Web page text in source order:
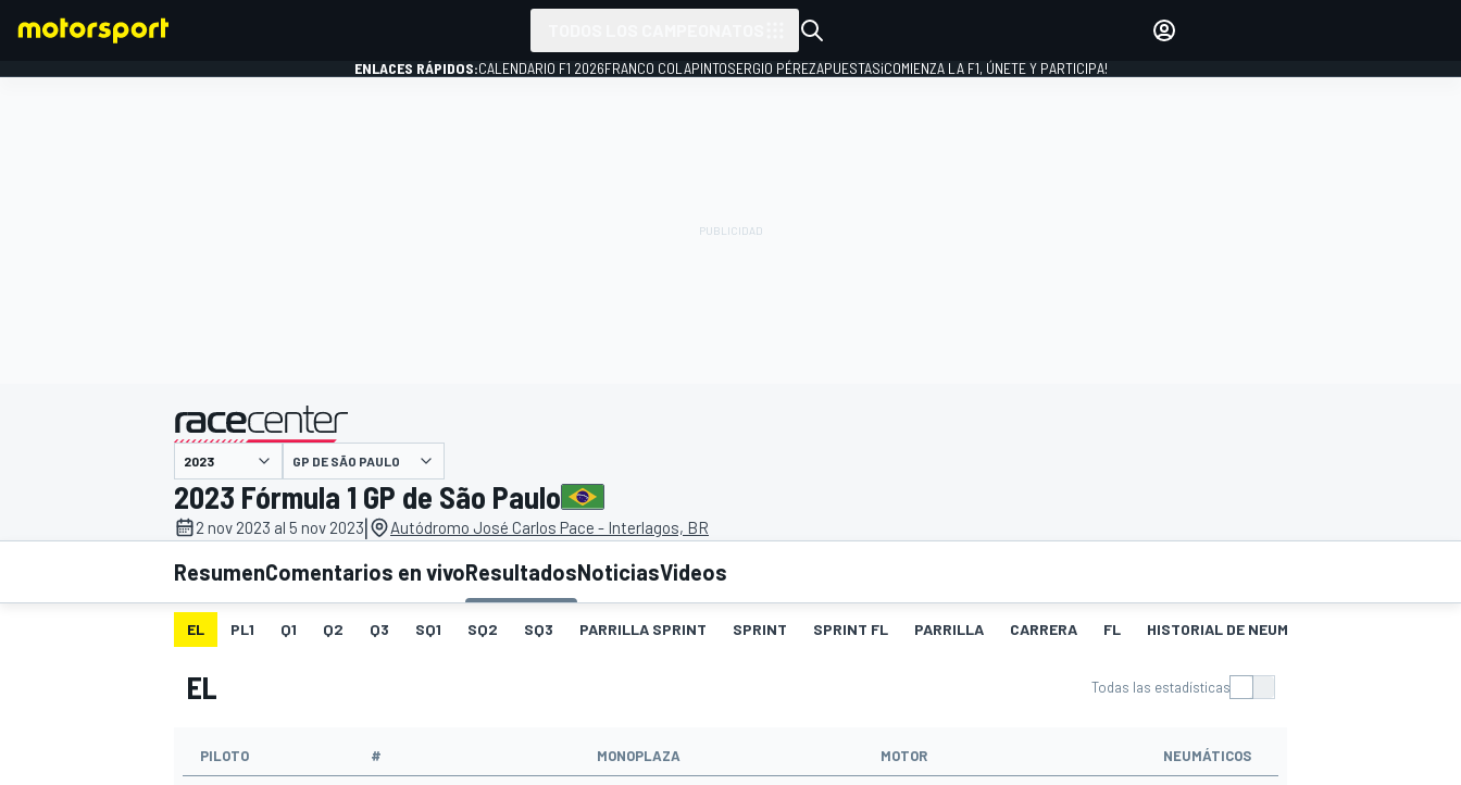
INDYCAR
INICIAR SESIÓN
ENLACES RÁPIDOS:CALENDARIO F1 2026FRANCO COLAPINTOSERGIO PÉREZAPUESTAS¡COMIENZA LA F1, ÚNETE Y PARTICIPA!
presentado por
GP DE SÃO PAULO
2023 Fórmula 1 GP de São Paulo
2 nov 2023 al 5 nov 2023| Autódromo José Carlos Pace - Interlagos, BR
ResumenComentarios en vivoResultadosNoticiasVideos
EL PL1 Q1 Q2 Q3 SQ1 SQ2 SQ3 PARRILLA SPRINT SPRINT SPRINT FL PARRILLA CARRERA FL HISTORIAL DE NEUMÁTICOS
EL Todas las estadísticas
PILOTO # MONOPLAZA MOTOR NEUMÁTICOS